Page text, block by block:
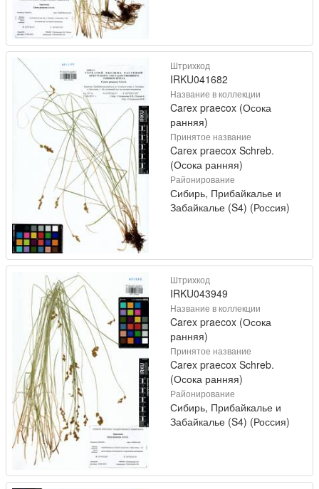
Штрихкод
IRKU041682
Название в коллекции
Carex praecox (Осока
ранняя)
Принятое название
Carex praecox Schreb.
(Осока ранняя)
Районирование
Сибирь, Прибайкалье и
Забайкалье (S4) (Россия)
Штрихкод
IRKU043949
Название в коллекции
Carex praecox (Осока
ранняя)
Принятое название
Carex praecox Schreb.
(Осока ранняя)
Районирование
Сибирь, Прибайкалье и
Забайкалье (S4) (Россия)